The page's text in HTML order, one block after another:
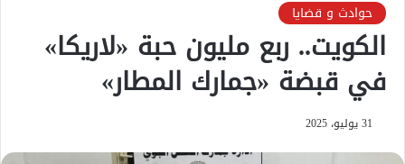
حوادث و قضايا
الكويت.. ربع مليون حبة «لاريكا»
في قبضة «جمارك المطار»
31 يوليو، 2025